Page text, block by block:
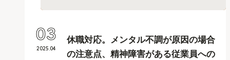
休職対応。メンタル不調が原因の場合
の注意点、精神障害がある従業員への
2025.04
03